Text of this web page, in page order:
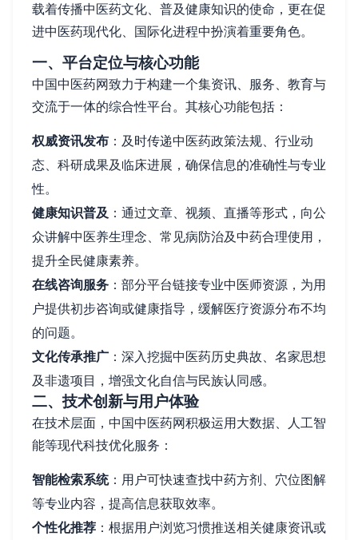
载着传播中医药文化、普及健康知识的使命，更在促
进中医药现代化、国际化进程中扮演着重要角色。
一、平台定位与核心功能
中国中医药网致力于构建一个集资讯、服务、教育与
交流于一体的综合性平台。其核心功能包括：
权威资讯发布 ：及时传递中医药政策法规、行业动
态、科研成果及临床进展，确保信息的准确性与专业
性。
健康知识普及 ：通过文章、视频、直播等形式，向公
众讲解中医养生理念、常见病防治及中药合理使用，
提升全民健康素养。
在线咨询服务 ：部分平台链接专业中医师资源，为用
户提供初步咨询或健康指导，缓解医疗资源分布不均
的问题。
文化传承推广 ：深入挖掘中医药历史典故、名家思想
及非遗项目，增强文化自信与民族认同感。
二、技术创新与用户体验
在技术层面，中国中医药网积极运用大数据、人工智
能等现代科技优化服务：
智能检索系统：用户可快速查找中药方剂、穴位图解
等专业内容，提高信息获取效率。
个性化推荐 ：根据用户浏览习惯推送相关健康资讯或